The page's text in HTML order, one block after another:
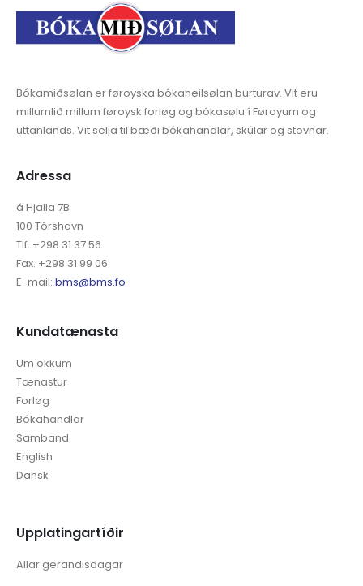
Bókamiðsølan er føroyska bókaheilsølan burturav. Vit eru
millumlið millum føroysk forløg og bókasølu í Føroyum og
uttanlands. Vit selja til bæði bókahandlar, skúlar og stovnar.
Adressa
á Hjalla 7B
100 Tórshavn
Tlf. +298 31 37 56
Fax. +298 31 99 06
E-mail: bms@bms.fo
Kundatænasta
Um okkum
Tænastur
Forløg
Bókahandlar
Samband
English
Dansk
Upplatingartíðir
Allar gerandisdagar